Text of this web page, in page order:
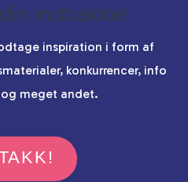
indbakke!
inspiration i form af
konkurrencer, info
meget andet.